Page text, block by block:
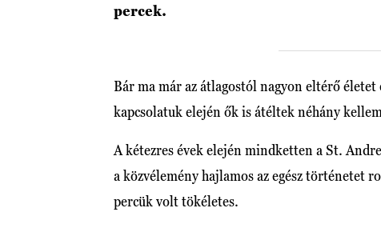
percek.
Bár ma már az átlagostól nagyon eltérő életet
kapcsolatuk elején ők is átéltek néhány
A kétezres évek elején mindketten a St.
a közvélemény hajlamos az egész történetet
percük volt tökéletes.